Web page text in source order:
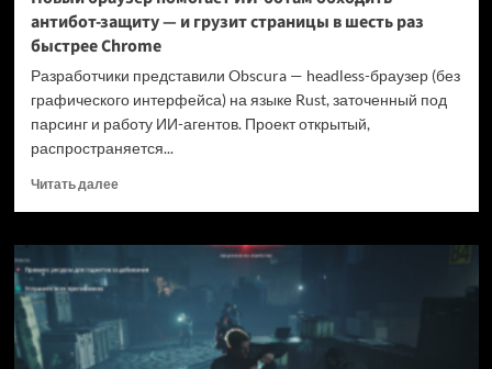
раз
антибот-защиту — и грузит страницы в шесть раз
быстрее Chrome
Разработчики представили Obscura — headless-браузер (без
графического интерфейса) на языке Rust, заточенный под
парсинг и работу ИИ-агентов. Проект открытый,
распространяется...
Читать далееПрочитать
Новый
браузер
помогает
ботам
обходить